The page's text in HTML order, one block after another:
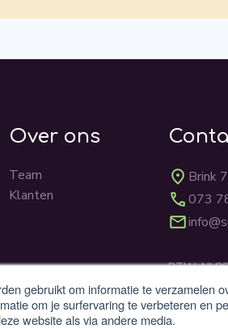
gebruikt om informatie te verzamelen
om je surfervaring te verbeteren en
website als via andere media.
Over ons
Team
Klanten
Brink
073
BTW:
KvK: